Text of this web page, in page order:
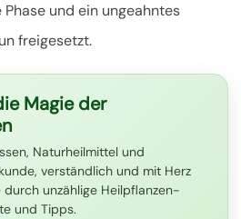
und ein ungeahntes
freigesetzt.
Magie der
Naturheilmittel und
verständlich und mit Herz
durch unzählige Heilpflanzen-
und Tipps.